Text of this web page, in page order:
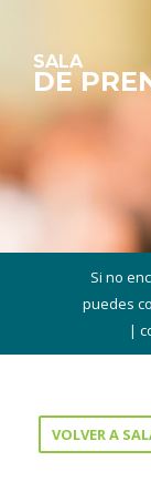
SALA
DE
Si no
puedes
|
VOLVER A